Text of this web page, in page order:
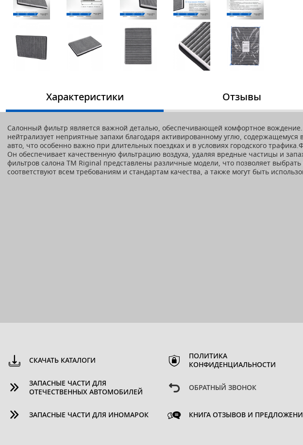
Характеристики
Салонный фильтр является важной деталью, обеспечивающей комфортное
нейтрализует неприятные запахи благодаря активированному углю,
авто, что особенно важно при длительных поездках и в условиях городского
Он обеспечивает качественную фильтрацию воздуха, удаляя вредные частицы и
фильтров салона ТM Riginal представлены различные модели, что позволяет
соответствуют всем требованиям и стандартам качества, а также могут быть
Отзывы
СКАЧАТЬ КАТАЛОГИ
ЗАПАСНЫЕ ЧАСТИ ДЛЯ
ОТЕЧЕСТВЕННЫХ АВТОМОБИЛЕЙ
ЗАПАСНЫЕ ЧАСТИ ДЛЯ ИНОМАРОК
ПОЛИТИКА
КОНФИДЕНЦИАЛЬНОСТИ
ОБРАТНЫЙ ЗВОНОК
КНИГА ОТЗЫВОВ И